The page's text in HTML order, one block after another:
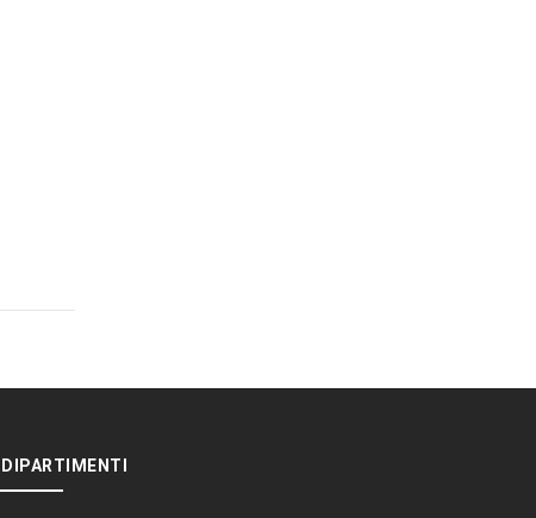
I DIPARTIMENTI